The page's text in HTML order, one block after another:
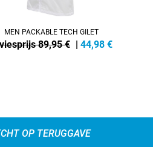
MEN PACKABLE TECH GILET
89,95 € | 44,98 €
OP TERUGGAVE